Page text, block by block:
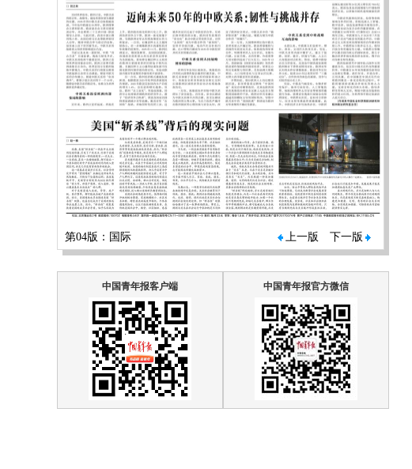
第04版：国际 上一版 下一版
中国青年报客户端 中国青年报官方微信